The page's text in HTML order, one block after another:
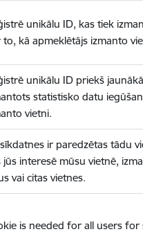
unikālu ID, kas tiek
to, kā apmeklētājs izmanto
unikālu ID priekš
statistisko datu
vietni.
ir paredzētas tādu
jūs interesē mūsu vietnē,
vai citas vietnes.
is needed for all users